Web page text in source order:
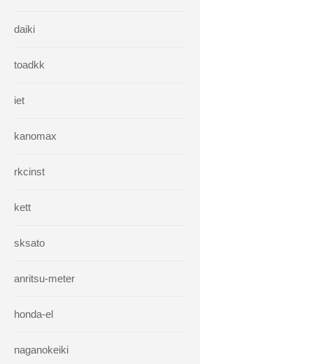
daiki
toadkk
iet
kanomax
rkcinst
kett
sksato
anritsu-meter
honda-el
naganokeiki